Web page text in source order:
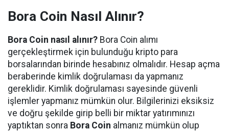
Bora Coin Nasıl Alınır?
Bora Coin nasıl alınır? Bora Coin alımı
gerçekleştirmek için bulunduğu kripto para
borsalarından birinde hesabınız olmalıdır. Hesap açma
beraberinde kimlik doğrulaması da yapmanız
gereklidir. Kimlik doğrulaması sayesinde güvenli
işlemler yapmanız mümkün olur. Bilgilerinizi eksiksiz
ve doğru şekilde girip belli bir miktar yatırımınızı
yaptıktan sonra Bora Coin almanız mümkün olup